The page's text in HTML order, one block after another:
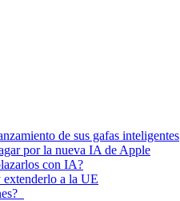
de sus gafas inteligentes
por la nueva IA de Apple
con IA?
extenderlo a la UE